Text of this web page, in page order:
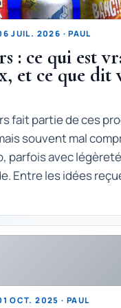
JUIL. 2026 · PAUL
: ce qui est
et ce que
fait partie de ces
souvent mal
parfois avec
Entre les idées
OCT. 2025 · PAUL